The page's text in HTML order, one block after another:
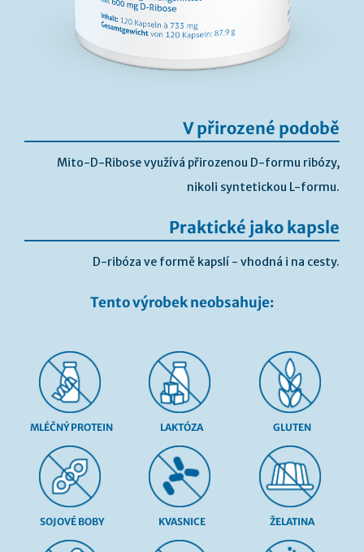
V přirozené podobě
Mito-D-Ribose využívá přirozenou D-formu ribózy,
nikoli syntetickou L-formu.
Praktické jako kapsle
D-ribóza ve formě kapslí - vhodná i na cesty.
Tento výrobek neobsahuje:
MLÉČNÝ PROTEIN LAKTÓZA GLUTEN
SOJOVÉ BOBY KVASNICE ŽELATINA